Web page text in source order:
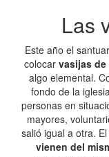
Las
Este año el
colocar vasijas de
algo elemental.
fondo de la
personas en
mayores,
salió igual a otra.
vienen del